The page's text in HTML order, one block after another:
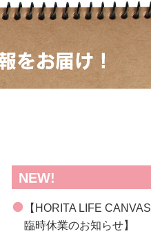
NEW!
【HORITA LIFE CANVAS
臨時休業のお知らせ】